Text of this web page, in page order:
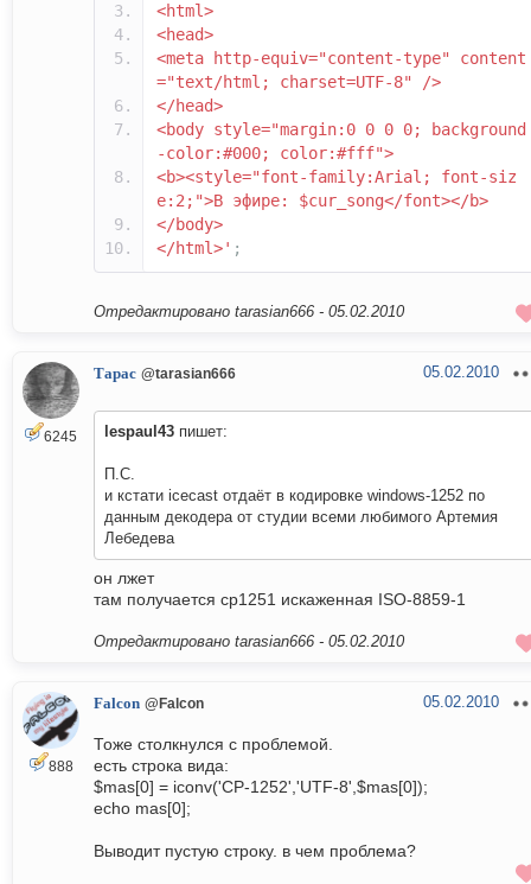
<html>
<head>
<meta http-equiv="content-type" content
="text/html; charset=UTF-8" />
</head>
<body style="margin:0 0 0 0; background
-color:#000; color:#fff">
<b><style="font-family:Arial; font-siz
e:2;">В эфире: $cur_song</font></b>
</body>
</html>' ;
Отредактировано tarasian666 - 05.02.2010
6245
Тарас @tarasian666 05.02.2010
lespaul43 пишет:
П.С.
и кстати icecast отдаёт в кодировке windows-1252 по
данным декодера от студии всеми любимого Артемия
Лебедева
он лжет
там получается cp1251 искаженная ISO-8859-1
Отредактировано tarasian666 - 05.02.2010
888
Falcon @Falcon 05.02.2010
Тоже столкнулся с проблемой.
есть строка вида:
$mas[0] = iconv('CP-1252','UTF-8',$mas[0]);
echo mas[0];
Выводит пустую строку. в чем проблема?